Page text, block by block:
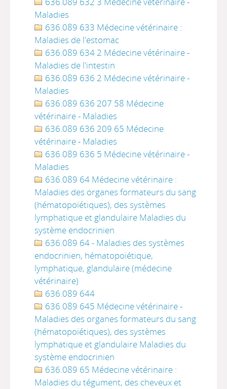
Maladies
636.089 633 Médecine vétérinaire :
Maladies de l'estomac
636.089 634 2 Médecine vétérinaire -
Maladies de l'intestin
636.089 636 2 Médecine vétérinaire -
Maladies
636.089 636 207 58 Médecine
vétérinaire - Maladies
636.089 636 209 65 Médecine
vétérinaire - Maladies
636.089 636 5 Médecine vétérinaire -
Maladies
636.089 64 Médecine vétérinaire :
Maladies des organes formateurs du sang
(hématopoïétiques), des systèmes
lymphatique et glandulaire Maladies du
système endocrinien
636.089 64 - Maladies des systèmes
endocrinien, hématopoïétique,
lymphatique, glandulaire (médecine
vétérinaire)
636.089 644
636.089 645 Médecine vétérinaire -
Maladies des organes formateurs du sang
(hématopoïétiques), des systèmes
lymphatique et glandulaire Maladies du
système endocrinien
636.089 65 Médecine vétérinaire :
Maladies du tégument, des cheveux et